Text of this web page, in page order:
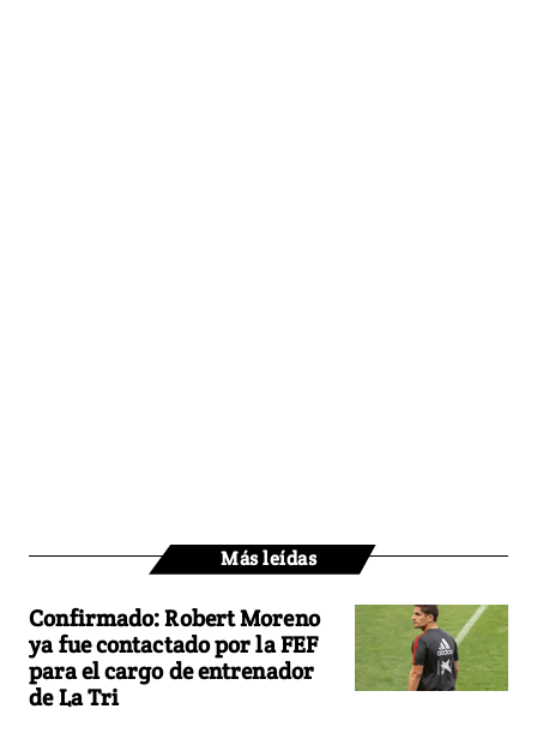
Más leídas
Confirmado: Robert Moreno
ya fue contactado por la FEF
para el cargo de entrenador
de La Tri